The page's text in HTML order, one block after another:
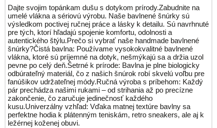
Dajte svojim topánkam dušu s dotykom prírody.Zabudnite na
umelé vlákna a sériovú výrobu. Naše bavlnené šnúrky sú
výsledkom poctivej ručnej práce a lásky k detailu. Sú navrhnuté
pre tých, ktorí hľadajú spojenie komfortu, odolnosti a
autentického štýlu.Prečo si vybrať naše handmade bavlnené
šnúrky?Čistá bavlna: Používame vysokokvalitné bavlnené
vlákna, ktoré sú príjemné na dotyk, nešmýkajú sa a držia uzol
pevne po celý deň.Šetrné k prírode: Bavlna je plne biologicky
odbúrateľný materiál, čo z našich šnúrok robí skvelú voľbu pre
fanúšikov udržateľnej módy.Ručná výroba s príbehom: Každý
pár prechádza našimi rukami – od strihania až po precízne
zakončenie, čo zaručuje jedinečnosť každého
kusu.Univerzálny vzhľad: Vďaka matnej textúre bavlny sa
perfektne hodia k plátenným teniskám, retro sneakers, ale aj k
ležérnej koženej obuvi.